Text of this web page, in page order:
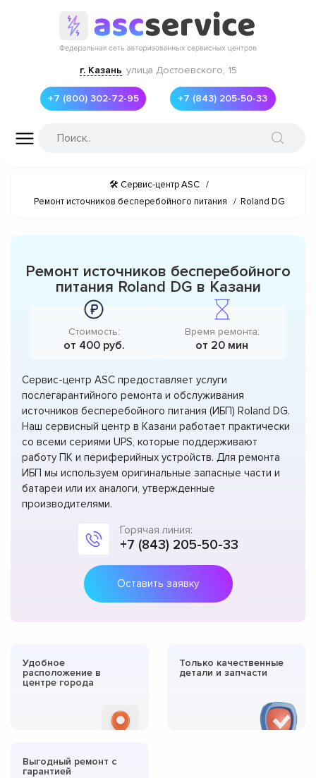
г. Казань улица Достоевского, 15
+7 (800) 302-72-95 +7 (843) 205-50-33
🛠 Сервис-центр ASC /
Ремонт источников бесперебойного питания
/ Roland DG
Ремонт источников бесперебойного
питания Roland DG в Казани
Стоимость:
от 400 руб.
Время ремонта:
от 20 мин
Сервис-центр ASC предоставляет услуги
послегарантийного ремонта и обслуживания
источников бесперебойного питания (ИБП) Roland DG.
Наш сервисный центр в Казани работает практически
со всеми сериями UPS, которые поддерживают
работу ПК и периферийных устройств. Для ремонта
ИБП мы используем оригинальные запасные части и
батареи или их аналоги, утвержденные
производителями.
Горячая линия:
+7 (843) 205-50-33
Оставить заявку
Удобное
расположение в
центре города
Только качественные
детали и запчасти
Выгодный ремонт с
гарантией